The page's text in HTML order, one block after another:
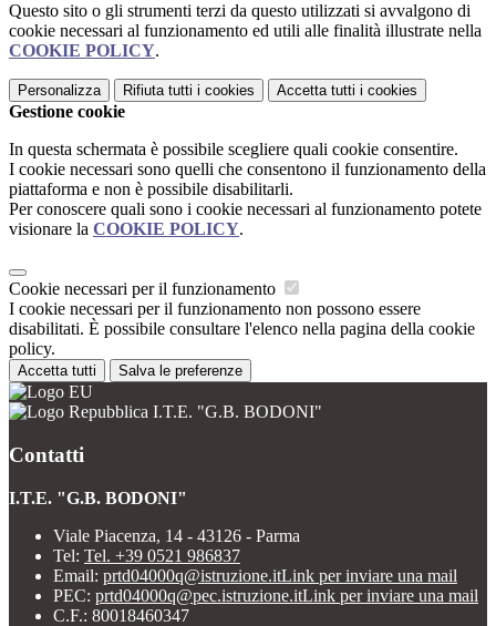
Questo sito o gli strumenti terzi da questo utilizzati si avvalgono di
cookie necessari al funzionamento ed utili alle finalità illustrate nella
COOKIE POLICY.
Personalizza Rifiuta tutti i cookies Accetta tutti i cookies
Gestione cookie
In questa schermata è possibile scegliere quali cookie consentire.
I cookie necessari sono quelli che consentono il funzionamento della
piattaforma e non è possibile disabilitarli.
Per conoscere quali sono i cookie necessari al funzionamento potete
visionare la COOKIE POLICY.
Cookie necessari per il funzionamento
I cookie necessari per il funzionamento non possono essere
disabilitati. È possibile consultare l'elenco nella pagina della cookie
policy.
Accetta tutti Salva le preferenze
I.T.E. "G.B. BODONI"
Contatti
I.T.E. "G.B. BODONI"
Viale Piacenza, 14 - 43126 - Parma
Tel: Tel. +39 0521 986837
Email: prtd04000q@istruzione.itLink per inviare una mail
PEC: prtd04000q@pec.istruzione.itLink per inviare una mail
C.F.: 80018460347